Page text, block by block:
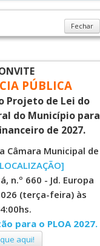
Fechar
PÚBLICA
Projeto de Lei do
do Município para
de 2027.
Câmara Municipal de
n.º 660 - Jd. Europa
(terça-feira) às
para o PLOA 2027.
aqui!